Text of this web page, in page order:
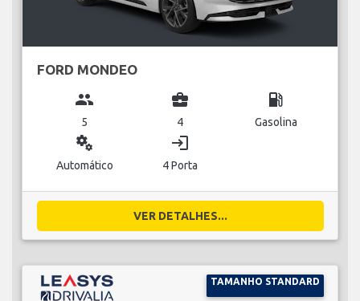
FORD MONDEO
group
5
business_center
4
local_gas_station
Gasolina
miscellaneous_services
Automático
login
4 Porta
VER DETALHES...
TAMANHO STANDARD